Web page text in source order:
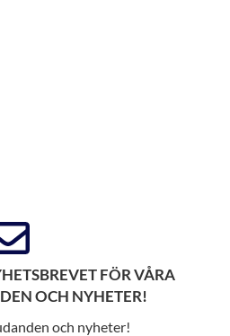
FÖR VÅRA
OCH NYHETER!
och nyheter!